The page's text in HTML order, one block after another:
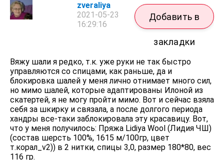
zveraliya
2021-05-23
16:29:16
Добавить в
закладки
Вяжу шали я редко, т.к. уже руки не так быстро
управляются со спицами, как раньше, да и
блокировка шалей у меня лично отнимает много сил,
но мимо шалей, которые адаптированы Илоной из
скатертей, я не могу пройти мимо. Вот и сейчас взяла
себя за шкирку и связала, а после долгого периода
хандры все-таки заблокировала эту красавицу. Вот,
что у меня получилось: Пряжа Lidiya Wool (Лидия ЧШ)
(состав шерсть 100%, 1615 м/100гр, цвет
т.корал_v2)) в 2 нитки, спицы 3,0, размер 180*80, вес
116 гр.